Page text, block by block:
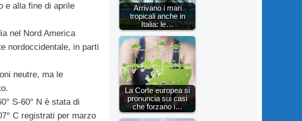
e alla fine di aprile
nel Nord America
nordoccidentale, in parti
neutre, ma le
S-60° N è stata di
C registrati per marzo
Arrivano i mari
tropicali anche in
Italia: le…
La Corte europea si
pronuncia sui casi
che forzano i…